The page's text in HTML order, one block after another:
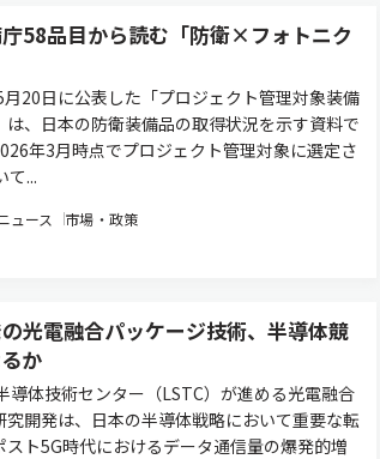
庁58品目から読む「防衛×フォトニク
20日に公表した「プロジェクト管理対象装備
、日本の防衛装備品の取得状況を示す資料で
年3月時点でプロジェクト管理対象に選定さ
て...
ュース 市場・政策
の光電融合パッケージ技術、半導体競
か
導体技術センター（LSTC）が進める光電融合
開発は、日本の半導体戦略において重要な転
ト5G時代におけるデータ通信量の爆発的増